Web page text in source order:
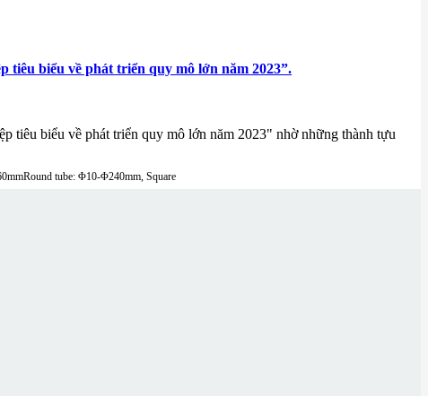
Round tube: Φ10-Φ240mm, Square
tiêu biểu về phát triển quy mô lớn năm 2023”.
tiêu biểu về phát triển quy mô lớn năm 2023" nhờ những thành tựu